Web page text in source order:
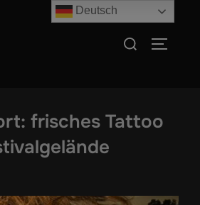
Suchen
frisches Tattoo
Deutsch